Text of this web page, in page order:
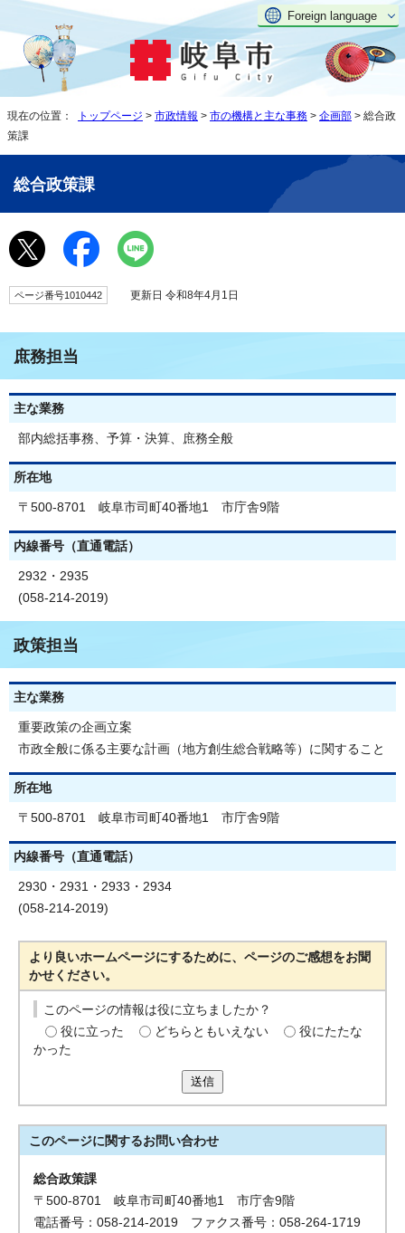
Foreign language
現在の位置： トップページ > 市政情報 > 市の機構と主な事務 > 企画部 > 総合政
策課
総合政策課
ページ番号1010442 更新日 令和8年4月1日
庶務担当
主な業務
部内総括事務、予算・決算、庶務全般
所在地
〒500-8701 岐阜市司町40番地1 市庁舎9階
内線番号（直通電話）
2932・2935
(058-214-2019)
政策担当
主な業務
重要政策の企画立案
市政全般に係る主要な計画（地方創生総合戦略等）に関すること
所在地
〒500-8701 岐阜市司町40番地1 市庁舎9階
内線番号（直通電話）
2930・2931・2933・2934
(058-214-2019)
より良いホームページにするために、ページのご感想をお聞
かせください。
このページの情報は役に立ちましたか？
役に立った
どちらともいえない
役にたたな
かった
送信
このページに関するお問い合わせ
総合政策課
〒500-8701 岐阜市司町40番地1 市庁舎9階
電話番号：058-214-2019 ファクス番号：058-264-1719